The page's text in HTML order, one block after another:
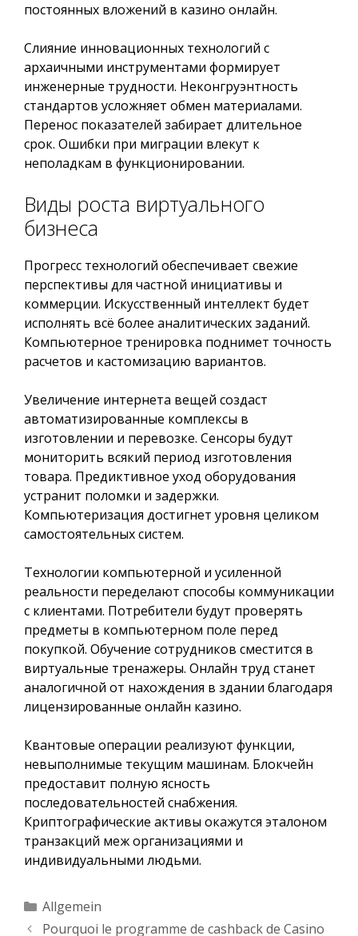
постоянных вложений в казино онлайн.
Слияние инновационных технологий с
архаичными инструментами формирует
инженерные трудности. Неконгруэнтность
стандартов усложняет обмен материалами.
Перенос показателей забирает длительное
срок. Ошибки при миграции влекут к
неполадкам в функционировании.
Виды роста виртуального
бизнеса
Прогресс технологий обеспечивает свежие
перспективы для частной инициативы и
коммерции. Искусственный интеллект будет
исполнять всё более аналитических заданий.
Компьютерное тренировка поднимет точность
расчетов и кастомизацию вариантов.
Увеличение интернета вещей создаст
автоматизированные комплексы в
изготовлении и перевозке. Сенсоры будут
мониторить всякий период изготовления
товара. Предиктивное уход оборудования
устранит поломки и задержки.
Компьютеризация достигнет уровня целиком
самостоятельных систем.
Технологии компьютерной и усиленной
реальности переделают способы коммуникации
с клиентами. Потребители будут проверять
предметы в компьютерном поле перед
покупкой. Обучение сотрудников сместится в
виртуальные тренажеры. Онлайн труд станет
аналогичной от нахождения в здании благодаря
лицензированные онлайн казино.
Квантовые операции реализуют функции,
невыполнимые текущим машинам. Блокчейн
предоставит полную ясность
последовательностей снабжения.
Криптографические активы окажутся эталоном
транзакций меж организациями и
индивидуальными людьми.
Kategorien
Allgemein
Pourquoi le programme de cashback de Casino